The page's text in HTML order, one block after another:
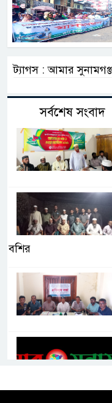
ট্যাগস : আমার
সর্বশেষ সংবাদ
বশির